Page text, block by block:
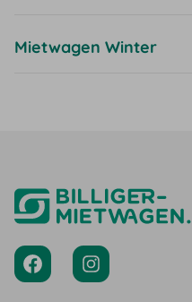
Mietwagen Winter